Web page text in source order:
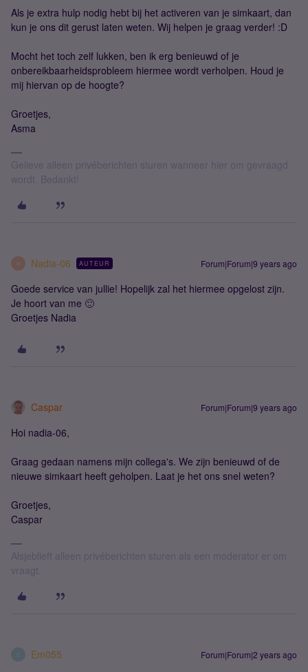
Als je extra hulp nodig hebt bij het activeren van je simkaart, dan
kun je ons dit gerust laten weten. Wij helpen je graag verder! :D
Mocht het toch zelf lukken, ben ik erg benieuwd of je
onbereikbaarheidsprobleem hiermee wordt verholpen. Houd je
mij hiervan op de hoogte?
Groetjes,
Asma
Gelieve alleen privéberichten sturen wanneer hier om gevraagd
wordt. Bedankt!
N Nadia-06 AUTEUR Forum|Forum|9 years ago
Goede service van jullie! Hopelijk zal het hiermee opgelost zijn.
Je hoort van me 🙂
Groetjes Nadia
Caspar Forum|Forum|9 years ago
Hoi nadia-06,
Graag gedaan namens mijn collega's. We zijn benieuwd of de
nieuwe simkaart heeft geholpen. Laat je het ons snel weten?
Groetjes,
Caspar
Alsjeblieft alleen privéberichten sturen als een moderator er om
vraagt.
Em055 Forum|Forum|2 years ago